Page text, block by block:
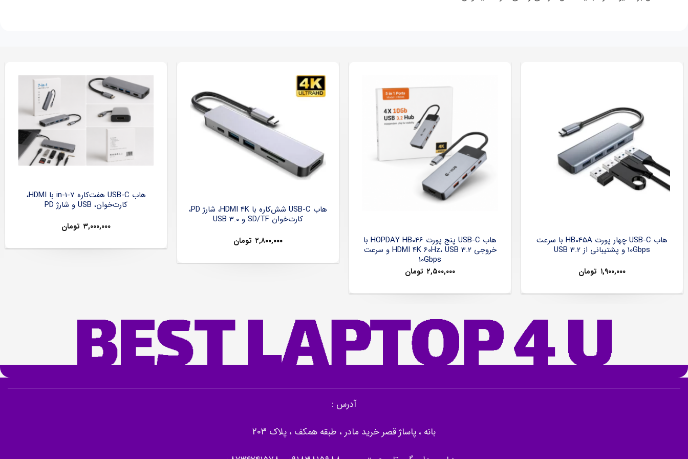
هاب USB-C چهار پورت HB045A با سرعت
10Gbps و پشتیبانی از USB 3.2
۱,۹۰۰,۰۰۰ تومان
هاب USB-C پنج پورت HOPDAY HB046 با
خروجی HDMI 4K 60Hz، USB 3.2 و سرعت
10Gbps
۲,۵۰۰,۰۰۰ تومان
هاب USB-C شش‌کاره با HDMI 4K، شارژ PD،
کارت‌خوان SD/TF و USB 3.0
۲,۸۰۰,۰۰۰ تومان
هاب USB-C هفت‌کاره 7-in-1 با HDMI،
کارت‌خوان، USB و شارژ PD
۳,۰۰۰,۰۰۰ تومان
آدرس :
بانه ، پاساژ قصر خرید مادر ، طبقه همکف ، پلاک 203